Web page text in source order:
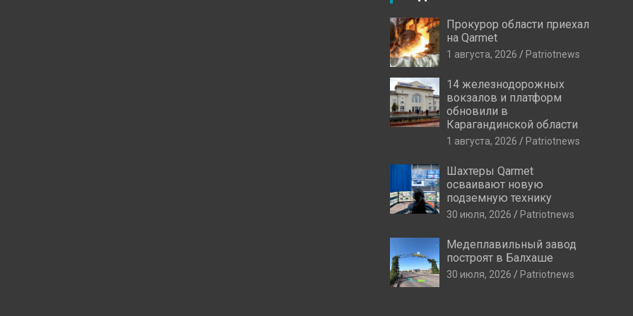
Прокурор области приехал
на Qarmet
1 августа, 2026 Patriotnews
14 железнодорожных
вокзалов и платформ
обновили в
Карагандинской области
1 августа, 2026 Patriotnews
Шахтеры Qarmet
осваивают новую
подземную технику
30 июля, 2026 Patriotnews
Медеплавильный завод
построят в Балхаше
30 июля, 2026 Patriotnews